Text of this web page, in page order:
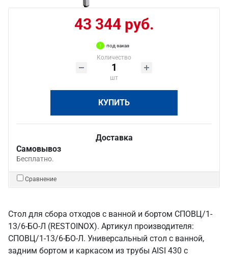
43 344 руб.
под заказ
Количество
шт
КУПИТЬ
Доставка
Самовывоз
Бесплатно.
Сравнение
Стол для сбора отходов с ванной и бортом СПОВЦ/1-
13/6-БО-Л (RESTOINOX). Артикул производителя:
СПОВЦ/1-13/6-БО-Л. Универсальный стол с ванной,
задним бортом и каркасом из трубы AISI 430 с